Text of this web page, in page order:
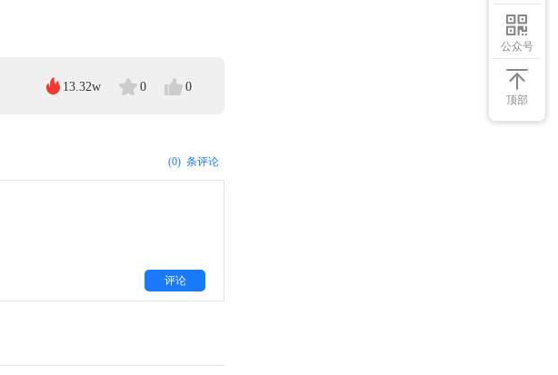
13.32w 0 0
(0) 条评论
评论
公众号
顶部